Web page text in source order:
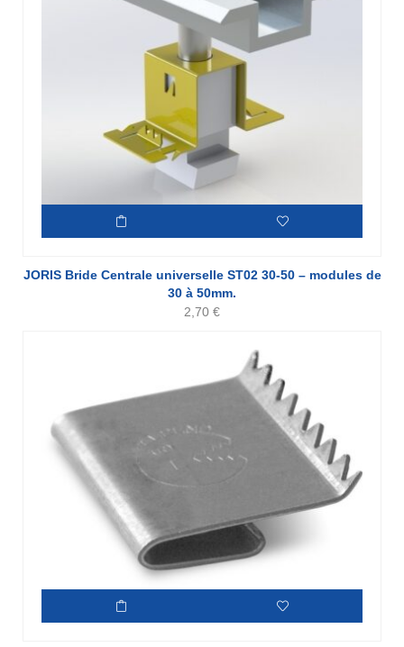
JORIS Bride Centrale universelle ST02 30-50 – modules de
30 à 50mm.
2,70 €